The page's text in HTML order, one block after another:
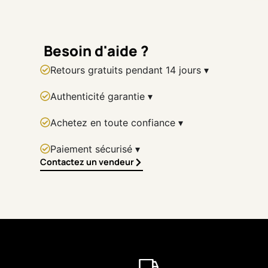
A compelling abstract work, where the intensity of red and the
spontaneity of the gesture fully express the powerful visual
language of Christof Monnin.
TECHNICAL DATA
Panoramic Abstract
Technique: Acrylic painting with palette knife
Support: Canvas
Available format: 60 × 120 cm
Besoin d'aide ?
Retours gratuits pendant 14 jours ▾
Authenticité garantie ▾
Achetez en toute confiance ▾
Paiement sécurisé ▾
Contactez un vendeur